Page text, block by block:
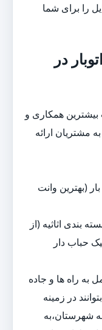
را برای شما
در
همکاری و
مشتریان ارائه
(بهترین وانت
بندی اثاثیه (از
حباب دار
به راه ها و جاده
در زمینه
شهرستان،به